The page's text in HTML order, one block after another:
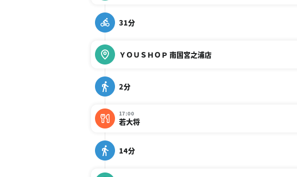
31分
ＹＯＵＳＨＯＰ 南国宮之浦店
2分
17:00
若大将
14分